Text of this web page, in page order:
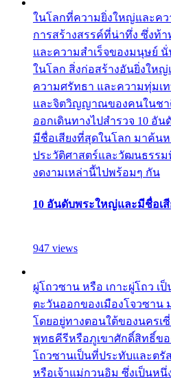
ในโลกที่ความยิ่งใหญ่และค
การสร้างสรรค์ที่น่าทึ่ง ซึ่งท้
และความสำเร็จของมนุษย์
ในโลก สิ่งก่อสร้างอันยิ่งใหญ่
ความศรัทธา และความทุ่มเ
และจิตวิญญาณของคนในชา
ออกเดินทางไปสำรวจ 10 อั
มีชื่อเสียงที่สุดในโลก มาค้น
ประวัติศาสตร์และวัฒนธรรม
งดงามเหล่านี้ไปพร้อมๆ กัน
10 อันดับพระใหญ่และมีชื่อเ
947 views
ผู่โถวซาน หรือ เกาะผู่โถว เ
ตะวันออกของเมืองโจวซาน
โดยอยู่ทางตอนใต้ของนครเ
พุทธคีรีหรือภูเขาศักดิ์สิทธิ์ข
โถวซานเป็นที่ประทับและตรั
หรือเจ้าแม่กวนอิม ซึ่งเป็นห